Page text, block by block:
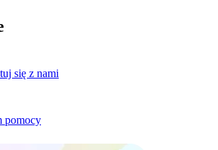
się z nami
pomocy